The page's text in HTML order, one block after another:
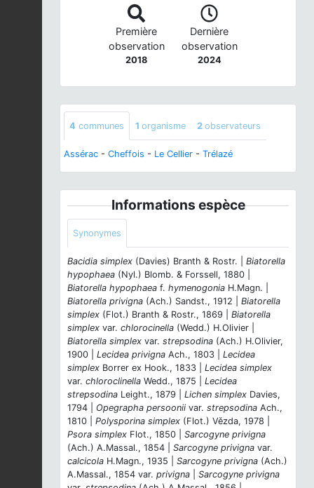
Première
observation
2018
Dernière
observation
2024
4 communes 1 organisme 2 observateurs
Assérac - Cheffois - Le Cellier - Trélazé
Informations espèce
Synonymes
Bacidia simplex (Davies) Branth & Rostr. | Biatorella
hypophaea (Nyl.) Blomb. & Forssell, 1880 |
Biatorella hypophaea f. hymenogonia H.Magn. |
Biatorella privigna (Ach.) Sandst., 1912 | Biatorella
simplex (Flot.) Branth & Rostr., 1869 | Biatorella
simplex var. chlorocinella (Wedd.) H.Olivier |
Biatorella simplex var. strepsodina (Ach.) H.Olivier,
1900 | Lecidea privigna Ach., 1803 | Lecidea
simplex Borrer ex Hook., 1833 | Lecidea simplex
var. chloroclinella Wedd., 1875 | Lecidea
strepsodina Leight., 1879 | Lichen simplex Davies,
1794 | Opegrapha persoonii var. strepsodina Ach.,
1810 | Polysporina simplex (Flot.) Vězda, 1978 |
Psora simplex Flot., 1850 | Sarcogyne privigna
(Ach.) A.Massal., 1854 | Sarcogyne privigna var.
calcicola H.Magn., 1935 | Sarcogyne privigna (Ach.)
A.Massal., 1854 var. privigna
Sarcogyne privigna